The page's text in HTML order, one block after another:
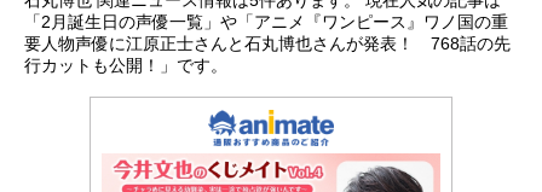
「2月誕生日の声優一覧」や「アニメ『ワンピース』ワノ国の重
要人物声優に江原正士さんと石丸博也さんが発表！ 768話の先
行カットも公開！」です。